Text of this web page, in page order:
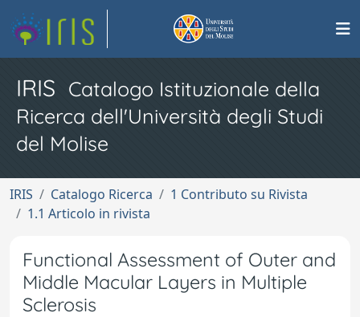
IRIS Catalogo Istituzionale della
Ricerca dell'Università degli Studi
del Molise
IRIS Catalogo Ricerca
1 Contributo su Rivista
1.1 Articolo in rivista
Functional Assessment of Outer and
Middle Macular Layers in Multiple
Sclerosis